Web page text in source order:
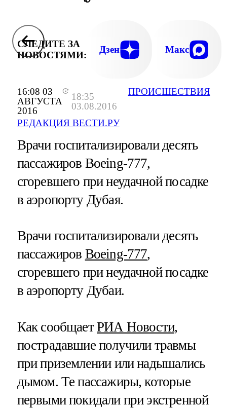
16:08 03
АВГУСТА
2016
18:35
03.08.2016
РЕДАКЦИЯ ВЕСТИ.РУ
ПРОИСШЕСТВИЯ
СЛЕДИТЕ ЗА
НОВОСТЯМИ:
Дзен Макс
Врачи госпитализировали десять
пассажиров Boeing-777,
сгоревшего при неудачной посадке
в аэропорту Дубая.
Врачи госпитализировали десять
пассажиров Boeing-777,
сгоревшего при неудачной посадке
в аэропорту Дубаи.
Как сообщаетРИА Новости,
пострадавшие получили травмы
при приземлении или надышались
дымом. Те пассажиры, которые
первыми покидали при экстренной